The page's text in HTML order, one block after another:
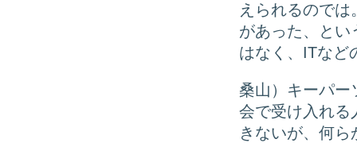
えられるので
があった、とい
はなく、ITなど
桑山）キーパー
会で受け入れる
きないが、何